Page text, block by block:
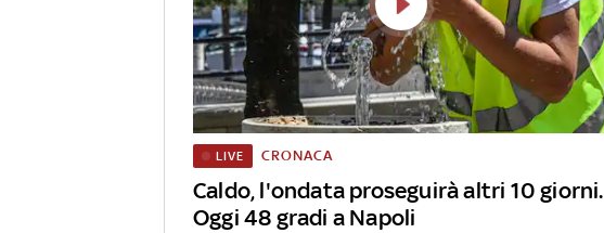
Caldo, l'ondata proseguirà altri 10 giorni.
Oggi 48 gradi a Napoli
LIVE CRONACA